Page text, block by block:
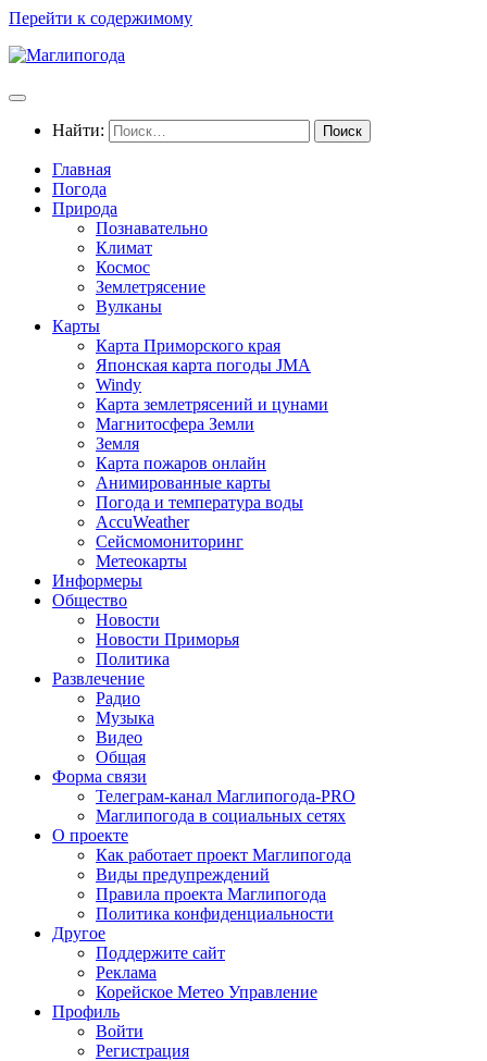
Перейти к содержимому
Найти:
Главная
Погода
Природа
Познавательно
Климат
Космос
Землетрясение
Вулканы
Карты
Карта Приморского края
Японская карта погоды JMA
Windy
Карта землетрясений и цунами
Магнитосфера Земли
Земля
Карта пожаров онлайн
Анимированные карты
Погода и температура воды
AccuWeather
Сейсмомониторинг
Метеокарты
Информеры
Общество
Новости
Новости Приморья
Политика
Развлечение
Радио
Музыка
Видео
Общая
Форма связи
Телеграм-канал Маглипогода-PRO
Маглипогода в социальных сетях
О проекте
Как работает проект Маглипогода
Виды предупреждений
Правила проекта Маглипогода
Политика конфиденциальности
Другое
Поддержите сайт
Реклама
Корейское Метео Управление
Профиль
Войти
Регистрация